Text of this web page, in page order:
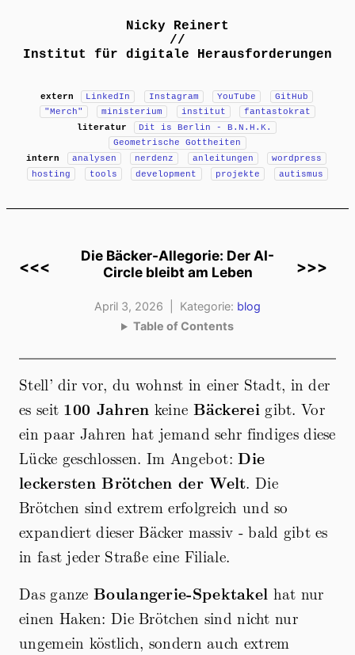
Nicky Reinert
//
Institut für digitale Herausforderungen
extern LinkedIn Instagram YouTube
GitHub
"Merch"
ministerium institut
fantastokrat
literatur
Dit is Berlin - B.N.H.K.
Geometrische Gottheiten
intern
analysen nerdenz anleitungen
wordpress
hosting
tools development projekte autismus
<<<
Die Bäcker-Allegorie: Der AI-
Circle bleibt am Leben
>>>
April 3, 2026 | Kategorie: blog
Table of Contents
Stell’ dir vor, du wohnst in einer Stadt, in der
es seit 100 Jahren keine Bäckereigibt. Vor
ein paar Jahren hat jemand sehr findiges diese
Lücke geschlossen. Im Angebot:Die
leckersten Brötchen der Welt. Die
Brötchen sind extrem erfolgreich und so
expandiert dieser Bäcker massiv - bald gibt es
in fast jeder Straße eine Filiale.
Das ganze Boulangerie-Spektakel hat nur
einen Haken: Die Brötchen sind nicht nur
ungemein köstlich, sondern auch extrem